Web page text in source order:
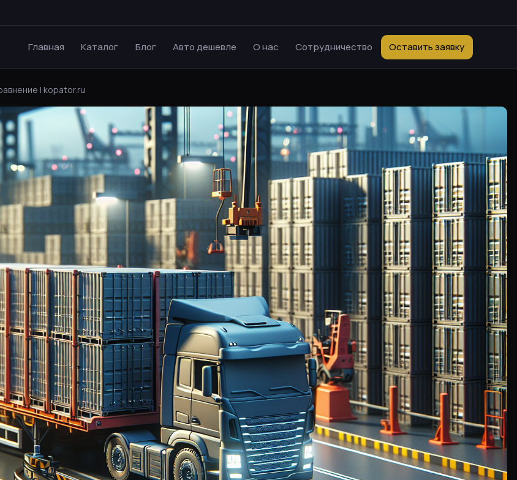
Главная Каталог Блог Авто дешевле О нас Сотрудничество Оставить заявку
| kopator.ru